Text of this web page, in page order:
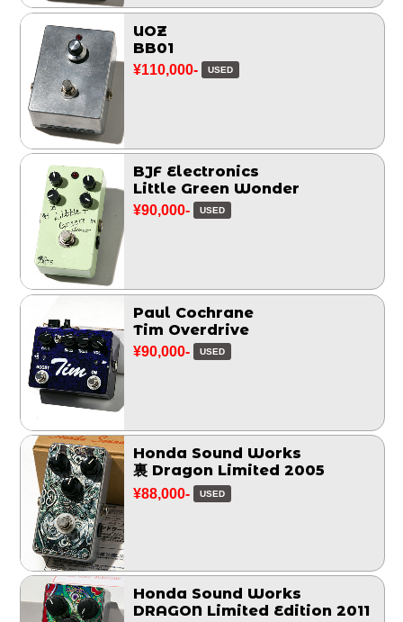
UOZ
BB01
¥110,000- USED
BJF Electronics
Little Green Wonder
¥90,000- USED
Paul Cochrane
Tim Overdrive
¥90,000- USED
Honda Sound Works
裏 Dragon Limited 2005
¥88,000- USED
Honda Sound Works
DRAGON Limited Edition 2011